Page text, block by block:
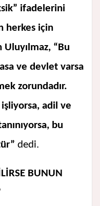
ifadelerini
herkes için
“Bu
ve devlet varsa
zorundadır.
adil ve
bu
dedi.
BUNUN